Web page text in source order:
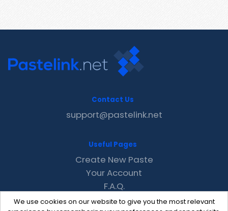
We use cookies on our website to give you the most relevant
Contact Us
support@pastelink.net
Useful Pages
Create New Paste
Your Account
F.A.Q.
Recent